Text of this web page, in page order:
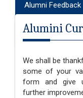
Alumni Feedback
Faculty Feedback
Alumini
We shall be
some of your
form and give
further